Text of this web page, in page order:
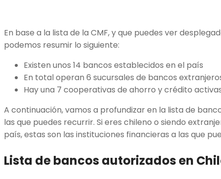
En base a la lista de la CMF, y que puedes ver
podemos resumir lo siguiente:
Existen unos 14 bancos establecidos en el país
En total operan 6 sucursales de bancos
Hay una 7 cooperativas de ahorro y crédito
A continuación, vamos a profundizar en la lista de
las que puedes recurrir. Si eres chileno o siendo
país, estas son las instituciones financieras a las que
Lista de bancos autorizados en